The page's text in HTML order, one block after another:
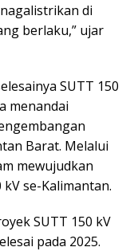
di
berlaku,” ujar
SUTT 150
menandai
Barat. Melalui
mewujudkan
se-Kalimantan.
SUTT 150 kV
pada 2025.